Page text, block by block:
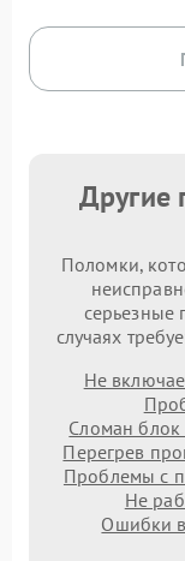
Другие
Поломки,
случаях
Не
Сломан блок
Перегрев
Проблемы с
Не
Ошибки